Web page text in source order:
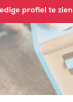
profiel te zien